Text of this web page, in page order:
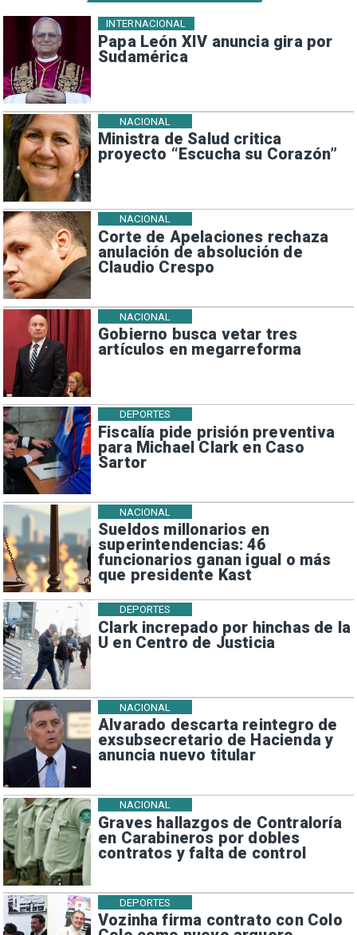
Papa León XIV anuncia gira por
Sudamérica
INTERNACIONAL
Ministra de Salud critica
proyecto “Escucha su Corazón”
NACIONAL
Corte de Apelaciones rechaza
anulación de absolución de
Claudio Crespo
NACIONAL
Gobierno busca vetar tres
artículos en megarreforma
NACIONAL
Fiscalía pide prisión preventiva
para Michael Clark en Caso
Sartor
DEPORTES
Sueldos millonarios en
superintendencias: 46
funcionarios ganan igual o más
que presidente Kast
NACIONAL
Clark increpado por hinchas de la
U en Centro de Justicia
DEPORTES
Alvarado descarta reintegro de
exsubsecretario de Hacienda y
anuncia nuevo titular
NACIONAL
Graves hallazgos de Contraloría
en Carabineros por dobles
contratos y falta de control
NACIONAL
Vozinha firma contrato con Colo
DEPORTES